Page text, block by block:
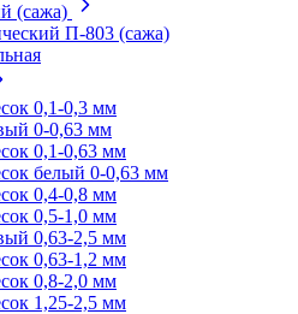
(сажа)
П-803 (сажа)
0,1-0,3 мм
0-0,63 мм
0,1-0,63 мм
белый 0-0,63 мм
0,4-0,8 мм
0,5-1,0 мм
0,63-2,5 мм
0,63-1,2 мм
0,8-2,0 мм
1,25-2,5 мм